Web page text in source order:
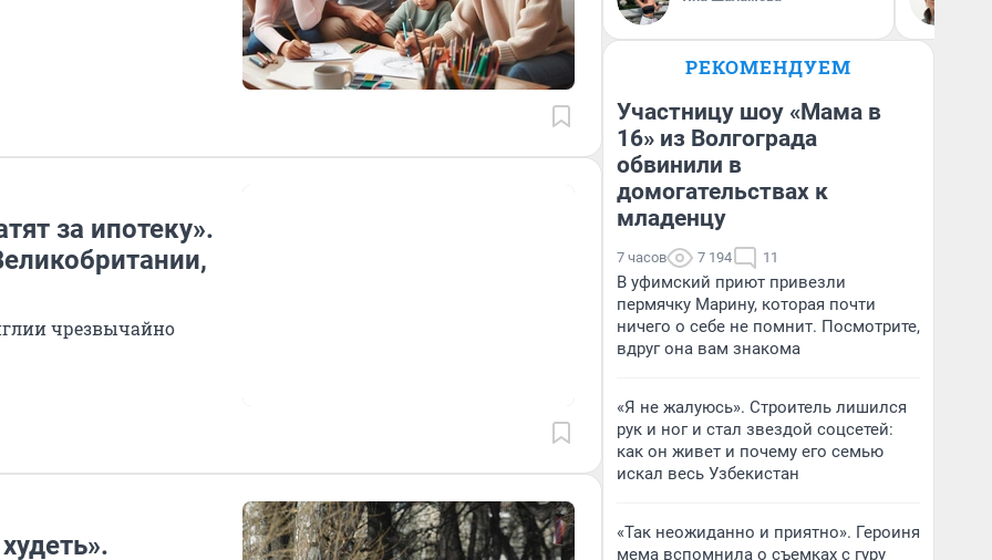
за ипотеку».
чрезвычайно
РЕКОМЕНДУЕМ
Участницу шоу «Мама в
16» из Волгограда
обвинили в
домогательствах к
младенцу
7 часов 7 194 11
В уфимский приют привезли
пермячку Марину, которая почти
ничего о себе не помнит. Посмотрите,
вдруг она вам знакома
«Я не жалуюсь». Строитель лишился
рук и ног и стал звездой соцсетей:
как он живет и почему его семью
искал весь Узбекистан
«Так неожиданно и приятно». Героиня
мема вспомнила о съемках с гуру